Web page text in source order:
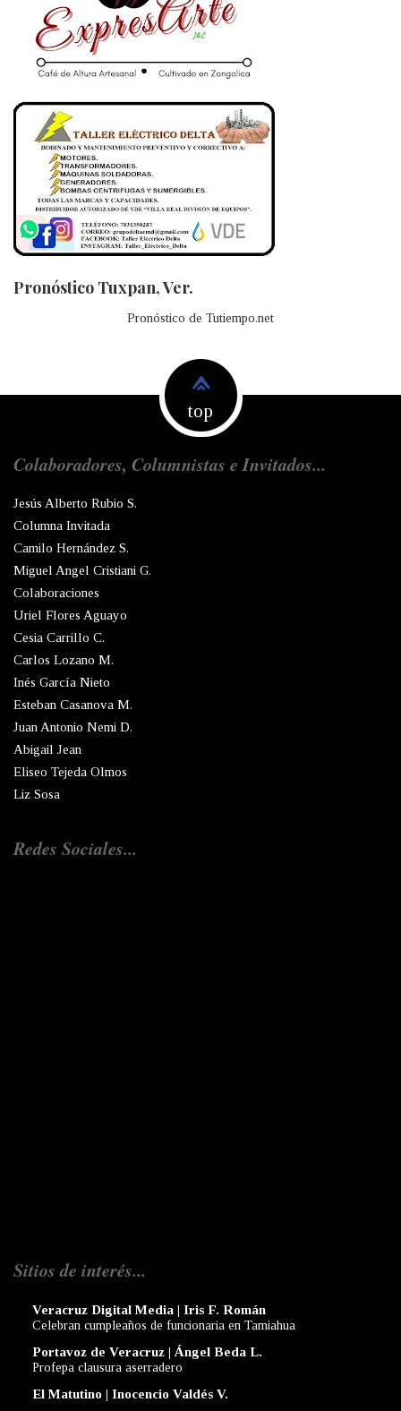
Pronóstico Tuxpan, Ver.
Pronóstico de Tutiempo.net
top
Colaboradores, Columnistas e Invitados...
Jesús Alberto Rubio S.
Columna Invitada
Camilo Hernández S.
Miguel Angel Cristiani G.
Colaboraciones
Uriel Flores Aguayo
Cesia Carrillo C.
Carlos Lozano M.
Inés García Nieto
Esteban Casanova M.
Juan Antonio Nemi D.
Abigail Jean
Eliseo Tejeda Olmos
Liz Sosa
Redes Sociales...
Sitios de interés...
Veracruz Digital Media | Iris F. Román
Celebran cumpleaños de funcionaria en Tamiahua
Portavoz de Veracruz | Ángel Beda L.
Profepa clausura aserradero
El Matutino | Inocencio Valdés V.